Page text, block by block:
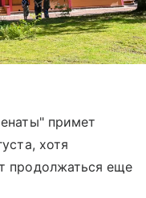
примет
хотя
продолжаться еще